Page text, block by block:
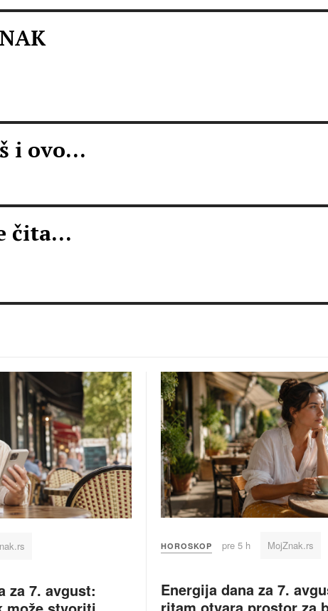
i ovo...
čita...
za 7. avgust:
HOROSKOP pre 5 h MojZnak.rs
Energija dana za 7.